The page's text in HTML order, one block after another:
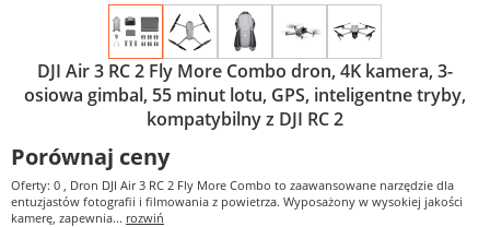
DJI Air 3 RC 2 Fly More Combo dron, 4K kamera, 3-
osiowa gimbal, 55 minut lotu, GPS, inteligentne tryby,
kompatybilny z DJI RC 2
Porównaj ceny
Oferty: 0 , Dron DJI Air 3 RC 2 Fly More Combo to zaawansowane narzędzie dla
entuzjastów fotografii i filmowania z powietrza. Wyposażony w wysokiej jakości
kamerę, zapewnia... rozwiń